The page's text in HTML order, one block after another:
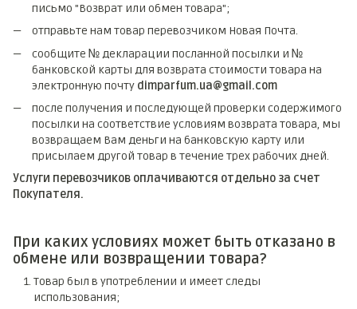
письмо "Возврат или обмен товара";
отправьте нам товар перевозчиком Новая Почта.
сообщите № декларации посланной посылки и №
банковской карты для возврата стоимости товара на
электронную почту dimparfum.ua@gmail.com
после получения и последующей проверки содержимого
посылки на соответствие условиям возврата товара, мы
возвращаем Вам деньги на банковскую карту или
присылаем другой товар в течение трех рабочих дней.
Услуги перевозчиков оплачиваются отдельно за счет
Покупателя.
При каких условиях может быть отказано в
обмене или возвращении товара?
Товар был в употреблении и имеет следы
использования;